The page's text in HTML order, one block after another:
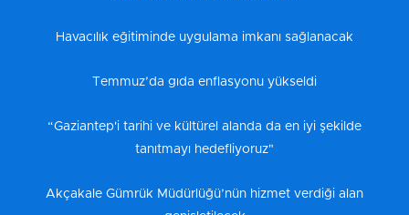
Havacılık eğitiminde uygulama imkanı sağlanacak
Temmuz’da gıda enflasyonu yükseldi
“Gaziantep'i tarihi ve kültürel alanda da en iyi şekilde
tanıtmayı hedefliyoruz"
Akçakale Gümrük Müdürlüğü’nün hizmet verdiği alan